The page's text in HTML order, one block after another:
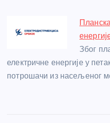
Због
електричне енергије у
потрошачи из насељеног